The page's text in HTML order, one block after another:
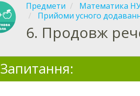
Предмети Математика
Прийоми усного
6. Продовж
Запитання: